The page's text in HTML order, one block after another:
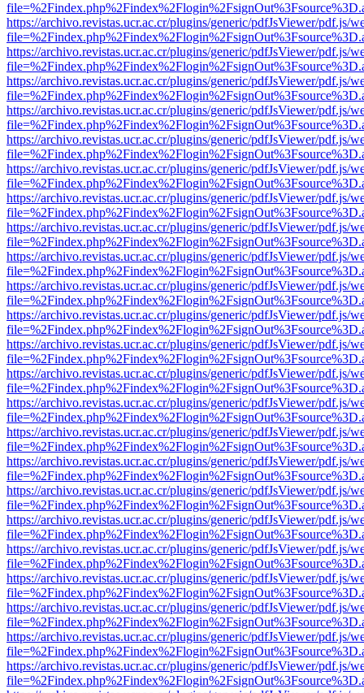
https://archivo.revistas.ucr.ac.cr/plugins/generic/pdfJsViewer/pdf.js/
https://archivo.revistas.ucr.ac.cr/plugins/generic/pdfJsViewer/pdf.js/
https://archivo.revistas.ucr.ac.cr/plugins/generic/pdfJsViewer/pdf.js/
https://archivo.revistas.ucr.ac.cr/plugins/generic/pdfJsViewer/pdf.js/
https://archivo.revistas.ucr.ac.cr/plugins/generic/pdfJsViewer/pdf.js/
https://archivo.revistas.ucr.ac.cr/plugins/generic/pdfJsViewer/pdf.js/
https://archivo.revistas.ucr.ac.cr/plugins/generic/pdfJsViewer/pdf.js/
https://archivo.revistas.ucr.ac.cr/plugins/generic/pdfJsViewer/pdf.js/
https://archivo.revistas.ucr.ac.cr/plugins/generic/pdfJsViewer/pdf.js/
https://archivo.revistas.ucr.ac.cr/plugins/generic/pdfJsViewer/pdf.js/
https://archivo.revistas.ucr.ac.cr/plugins/generic/pdfJsViewer/pdf.js/
https://archivo.revistas.ucr.ac.cr/plugins/generic/pdfJsViewer/pdf.js/
https://archivo.revistas.ucr.ac.cr/plugins/generic/pdfJsViewer/pdf.js/
https://archivo.revistas.ucr.ac.cr/plugins/generic/pdfJsViewer/pdf.js/
https://archivo.revistas.ucr.ac.cr/plugins/generic/pdfJsViewer/pdf.js/
https://archivo.revistas.ucr.ac.cr/plugins/generic/pdfJsViewer/pdf.js/
https://archivo.revistas.ucr.ac.cr/plugins/generic/pdfJsViewer/pdf.js/
https://archivo.revistas.ucr.ac.cr/plugins/generic/pdfJsViewer/pdf.js/
https://archivo.revistas.ucr.ac.cr/plugins/generic/pdfJsViewer/pdf.js/
https://archivo.revistas.ucr.ac.cr/plugins/generic/pdfJsViewer/pdf.js/
https://archivo.revistas.ucr.ac.cr/plugins/generic/pdfJsViewer/pdf.js/
https://archivo.revistas.ucr.ac.cr/plugins/generic/pdfJsViewer/pdf.js/
https://archivo.revistas.ucr.ac.cr/plugins/generic/pdfJsViewer/pdf.js/